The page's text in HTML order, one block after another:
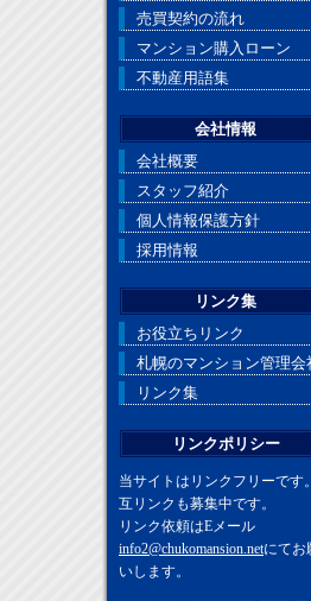
売買契約の流れ
マンション購入ローン
不動産用語集
会社情報
会社概要
スタッフ紹介
個人情報保護方針
採用情報
リンク集
お役立ちリンク
札幌のマンション管理会
リンク集
リンクポリシー
当サイトはリンクフリーです
互リンクも募集中です。
リンク依頼はEメール
info2@chukomansion.netにてお
いします。